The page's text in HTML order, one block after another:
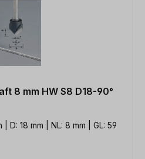
8 mm HW S8 D18-90°
D: 18 mm | NL: 8 mm | GL: 59